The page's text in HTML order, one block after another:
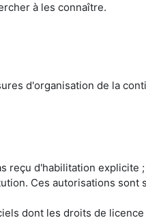
à les connaître.
d'organisation de la
reçu d'habilitation explicite ;
Ces autorisations sont
dont les droits de licence